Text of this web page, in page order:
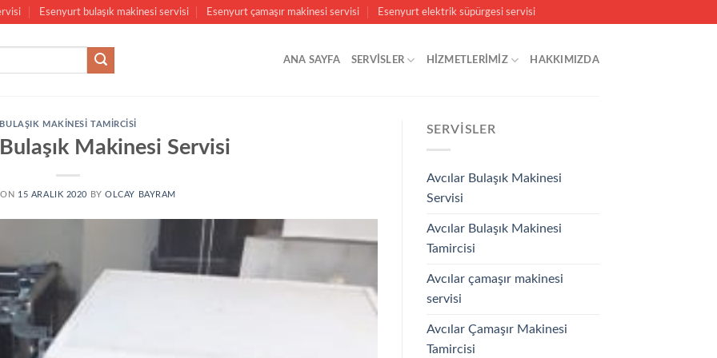
Esenyurt bulaşık makinesi servisi Esenyurt çamaşır makinesi servisi Esenyurt elektrik süpürgesi servisi
ANA SAYFA SERVISLER HİZMETLERİMİZ HAKKIMIZDA
BULAŞIK MAKINESI TAMIRCISI
Makinesi Servisi
15 ARALIK 2020 BYOLCAY BAYRAM
SERVISLER
Avcılar Bulaşık Makinesi
Servisi
Avcılar Bulaşık Makinesi
Tamircisi
Avcılar çamaşır makinesi
servisi
Avcılar Çamaşır Makinesi
Tamircisi